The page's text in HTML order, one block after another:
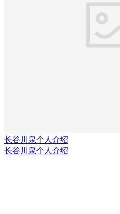
长谷川泉个人介绍
长谷川泉个人介绍